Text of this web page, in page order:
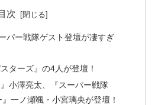
次
パー戦隊ゲスト登壇が凄すぎ
ターズ』の4人が登壇！
』小澤亮太、『スーパー戦隊
一ノ瀬颯・小宮璃央が登壇！